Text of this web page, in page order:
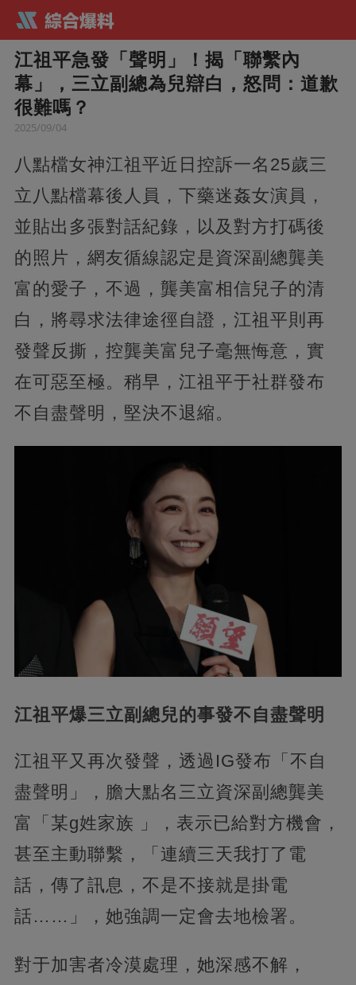
江祖平急發「聲明」！揭「聯繫內
幕」，三立副總為兒辯白，怒問：道歉
很難嗎？
2025/09/04
八點檔女神江祖平近日控訴一名25歲三
立八點檔幕後人員，下藥迷姦女演員，
並貼出多張對話紀錄，以及對方打碼後
的照片，網友循線認定是資深副總龔美
富的愛子，不過，龔美富相信兒子的清
白，將尋求法律途徑自證，江祖平則再
發聲反撕，控龔美富兒子毫無悔意，實
在可惡至極。稍早，江祖平于社群發布
不自盡聲明，堅決不退縮。
江祖平爆三立副總兒的事發不自盡聲明
江祖平又再次發聲，透過IG發布「不自
盡聲明」，膽大點名三立資深副總龔美
富「某g姓家族 」，表示已給對方機會，
甚至主動聯繫，「連續三天我打了電
話，傳了訊息，不是不接就是掛電
話……」，她強調一定會去地檢署。
對于加害者冷漠處理，她深感不解，